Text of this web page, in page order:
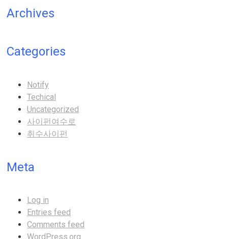
Archives
Categories
Notify
Techical
Uncategorized
사이펀여수로
취수사이펀
Meta
Log in
Entries feed
Comments feed
WordPress.org